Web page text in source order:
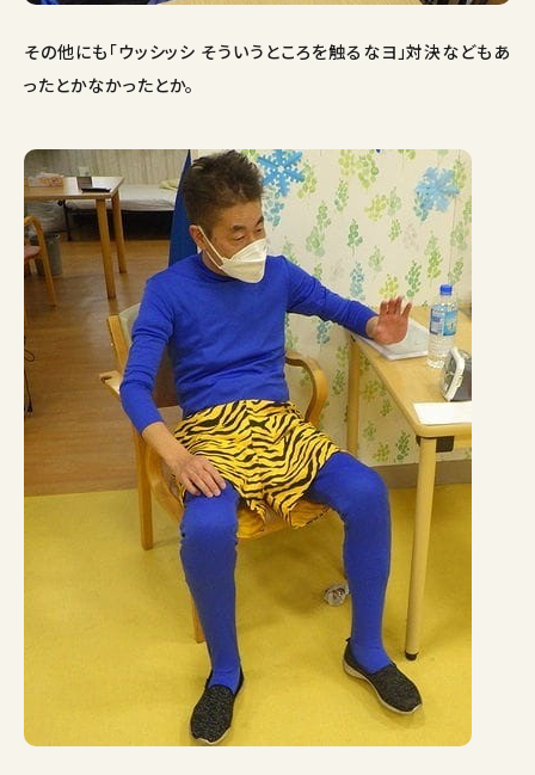
その他にも「ウッシッシ そういうところを触るなヨ」対決などもあ
ったとかなかったとか。